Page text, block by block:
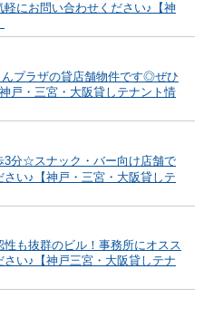
軽にお問い合わせください♪【神
プラザの貸店舗物件です◎ぜひ
戸・三宮・大阪貸しテナント情
3分☆スナック・バー向け店舗で
い♪【神戸・三宮・大阪貸しテ
も抜群のビル！事務所にオスス
い♪【神戸三宮・大阪貸しテナ